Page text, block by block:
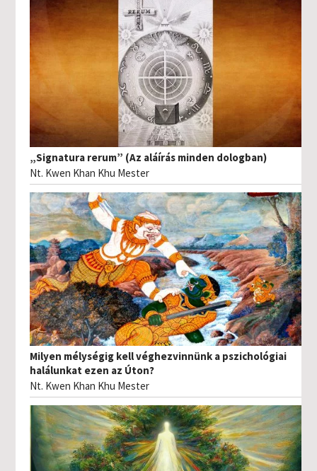
„Signatura rerum” (Az aláírás minden dologban)
Nt. Kwen Khan Khu Mester
Milyen mélységig kell véghezvinnünk a pszichológiai
halálunkat ezen az Úton?
Nt. Kwen Khan Khu Mester